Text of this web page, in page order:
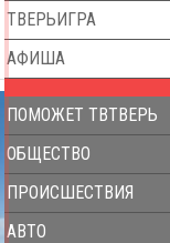
ТВЕРЬИГРА
АФИША
ПОМОЖЕТ ТВТВЕРЬ
ОБЩЕСТВО
ПРОИСШЕСТВИЯ
АВТО